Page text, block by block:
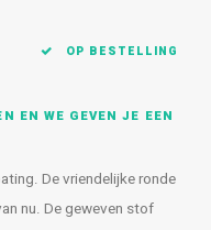
OP BESTELLING
EN WE GEVEN JE EEN
De vriendelijke ronde
nu. De geweven stof